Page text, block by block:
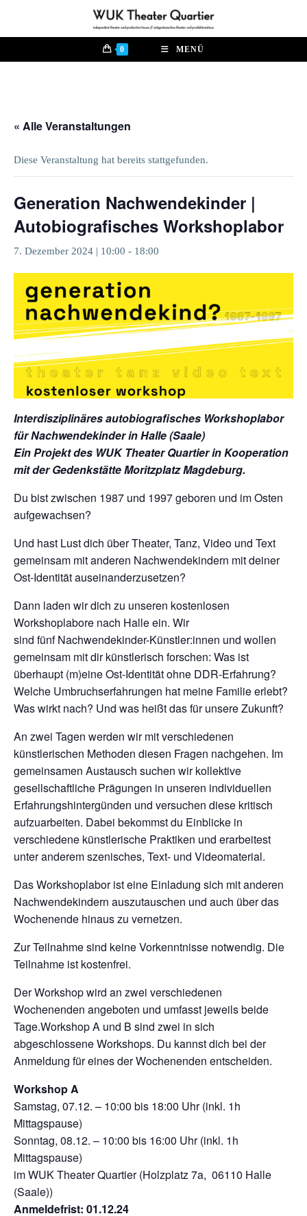
springen
0 MENÜ
« Alle Veranstaltungen
Diese Veranstaltung hat bereits stattgefunden.
Generation Nachwendekinder |
Autobiografisches Workshoplabor
7. Dezember 2024 | 10:00 - 18:00
Interdisziplinäres autobiografisches Workshoplabor
für Nachwendekinder in Halle (Saale)
Ein Projekt des WUK Theater Quartier in Kooperation
mit der Gedenkstätte Moritzplatz Magdeburg.
Du bist zwischen 1987 und 1997 geboren und im Osten
aufgewachsen?
Und hast Lust dich über Theater, Tanz, Video und Text
gemeinsam mit anderen Nachwendekindern mit deiner
Ost-Identität auseinanderzusetzen?
Dann laden wir dich zu unseren kostenlosen
Workshoplabore nach Halle ein. Wir
sind fünf Nachwendekinder-Künstler:innen und wollen
gemeinsam mit dir künstlerisch forschen: Was ist
überhaupt (m)eine Ost-Identität ohne DDR-Erfahrung?
Welche Umbruchserfahrungen hat meine Familie erlebt?
Was wirkt nach? Und was heißt das für unsere Zukunft?
An zwei Tagen werden wir mit verschiedenen
künstlerischen Methoden diesen Fragen nachgehen. Im
gemeinsamen Austausch suchen wir kollektive
gesellschaftliche Prägungen in unseren individuellen
Erfahrungshintergünden und versuchen diese kritisch
aufzuarbeiten. Dabei bekommst du Einblicke in
verschiedene künstlerische Praktiken und erarbeitest
unter anderem szenisches, Text- und Videomaterial.
Das Workshoplabor ist eine Einladung sich mit anderen
Nachwendekindern auszutauschen und auch über das
Wochenende hinaus zu vernetzen.
Zur Teilnahme sind keine Vorkenntnisse notwendig. Die
Teilnahme ist kostenfrei.
Der Workshop wird an zwei verschiedenen
Wochenenden angeboten und umfasst jeweils beide
Tage.Workshop A und B sind zwei in sich
abgeschlossene Workshops. Du kannst dich bei der
Anmeldung für eines der Wochenenden entscheiden.
Workshop A
Samstag, 07.12. – 10:00 bis 18:00 Uhr (inkl. 1h
Mittagspause)
Sonntag, 08.12. – 10:00 bis 16:00 Uhr (inkl. 1h
Mittagspause)
im WUK Theater Quartier (Holzplatz 7a, 06110 Halle
(Saale))
Anmeldefrist: 01.12.24